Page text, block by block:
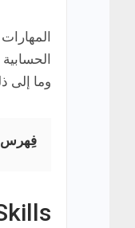
وما إلى
فِهرس